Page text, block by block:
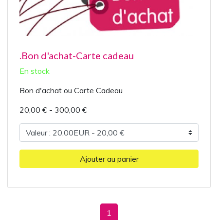
.Bon d'achat-Carte cadeau
En stock
Bon d'achat ou Carte Cadeau
20,00 € - 300,00 €
Ajouter au panier
1